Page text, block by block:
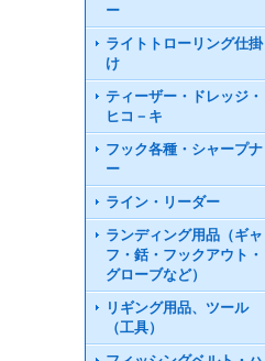
ー
ライトトローリング仕掛
け
ティーザー・ドレッジ・
ヒコ－キ
フック各種・シャープナ
ー
ライン・リーダー
ランディング用品（ギャ
フ・銛・フックアウト・
グローブなど）
リギング用品、ツール
（工具）